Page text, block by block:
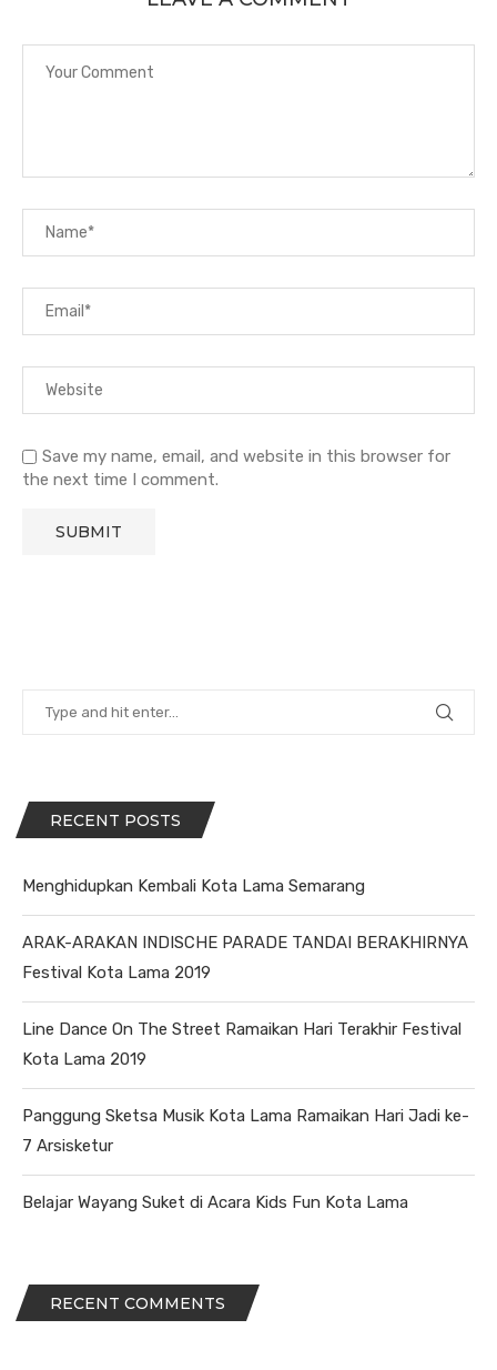
Save my name, email, and website in this browser for
the next time I comment.
RECENT POSTS
Menghidupkan Kembali Kota Lama Semarang
ARAK-ARAKAN INDISCHE PARADE TANDAI BERAKHIRNYA
Festival Kota Lama 2019
Line Dance On The Street Ramaikan Hari Terakhir Festival
Kota Lama 2019
Panggung Sketsa Musik Kota Lama Ramaikan Hari Jadi ke-
7 Arsisketur
Belajar Wayang Suket di Acara Kids Fun Kota Lama
RECENT COMMENTS